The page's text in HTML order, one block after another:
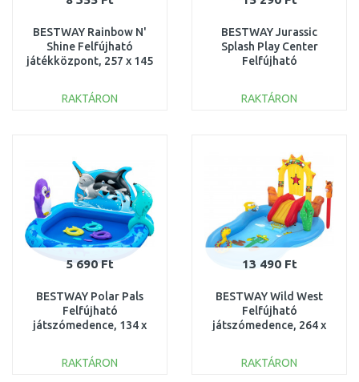
BESTWAY Rainbow N'
Shine Felfújható
játékközpont, 257 x 145
RAKTÁRON
BESTWAY Jurassic
Splash Play Center
Felfújható
140 x 137 cm 53160
RAKTÁRON
5 690 Ft
BESTWAY Polar Pals
Felfújható
játszómedence, 134 x
RAKTÁRON
13 490 Ft
BESTWAY Wild West
Felfújható
játszómedence, 264 x
RAKTÁRON